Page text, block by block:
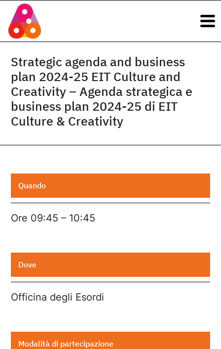
Vai al contenuto
Navigazione principale
Navigazione principale
Strategic agenda and business
plan 2024-25 EIT Culture and
Creativity – Agenda strategica e
business plan 2024-25 di EIT
Culture & Creativity
Quando
Ore 09:45 – 10:45
Dove
Officina degli Esordi
Modalità di partecipazione